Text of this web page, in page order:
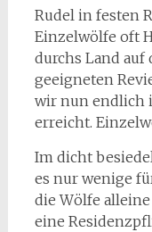
Rudel in festen
Einzelwölfe oft
durchs Land auf
geeigneten
wir nun endlich
erreicht.
Im dicht
es nur wenige
die Wölfe
eine